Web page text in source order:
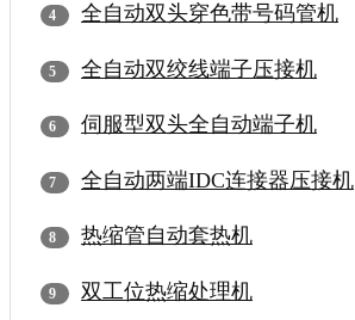
全自动双头穿色带号码管机
全自动双绞线端子压接机
伺服型双头全自动端子机
全自动两端IDC连接器压接机
热缩管自动套热机
双工位热缩处理机